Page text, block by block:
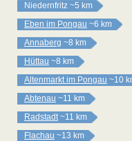
Niedernfritz ~5 km
Eben im Pongau ~6 km
Annaberg ~8 km
Hüttau ~8 km
Altenmarkt im Pongau ~10
Abtenau ~11 km
Radstadt ~11 km
Flachau ~13 km